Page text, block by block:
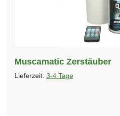
Muscamatic Zerstäuber
Lieferzeit: 3-4 Tage